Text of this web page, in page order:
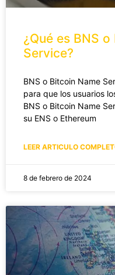
¿Qué es BNS
Service?
BNS o Bitcoin Name
para que los usuarios
BNS o Bitcoin Name
su ENS o Ethereum
LEER ARTICULO
8 de febrero de 2024